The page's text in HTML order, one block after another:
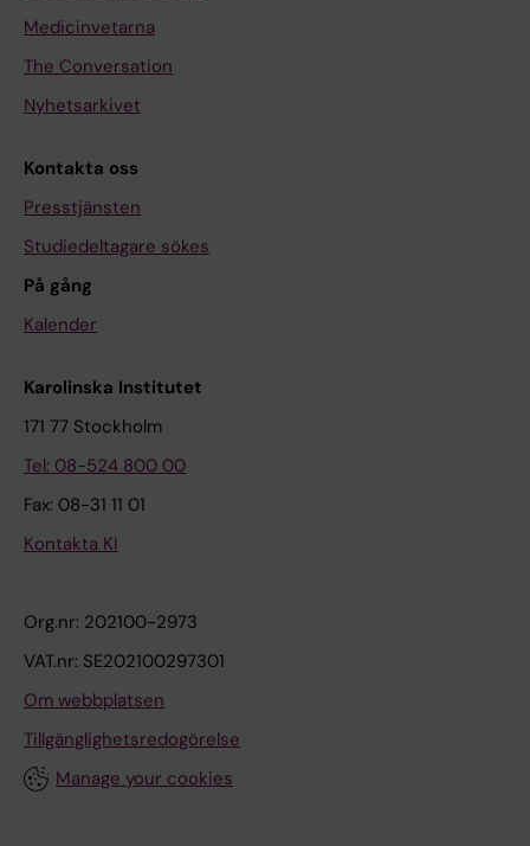
Medicinvetarna
The Conversation
Nyhetsarkivet
Kontakta oss
Presstjänsten
Studiedeltagare sökes
På gång
Kalender
Karolinska Institutet
171 77 Stockholm
Tel: 08-524 800 00
Fax: 08-31 11 01
Kontakta KI
Org.nr: 202100-2973
VAT.nr: SE202100297301
Om webbplatsen
Tillgänglighetsredogörelse
Manage your cookies